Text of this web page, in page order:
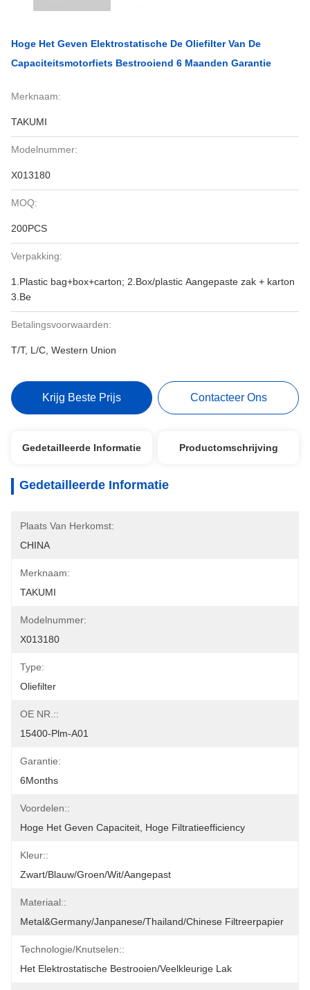
Hoge Het Geven Elektrostatische De Oliefilter Van De
Capaciteitsmotorfiets Bestrooiend 6 Maanden Garantie
Merknaam:
TAKUMI
Modelnummer:
X013180
MOQ:
200PCS
Verpakking:
1.Plastic bag+box+carton; 2.Box/plastic Aangepaste zak + karton
3.Be
Betalingsvoorwaarden:
T/T, L/C, Western Union
Krijg Beste Prijs Contacteer Ons
Gedetailleerde Informatie Productomschrijving
Gedetailleerde Informatie
Plaats Van Herkomst:
CHINA
Merknaam:
TAKUMI
Modelnummer:
X013180
Type:
Oliefilter
OE NR.::
15400-Plm-A01
Garantie:
6Months
Voordelen::
Hoge Het Geven Capaciteit, Hoge Filtratieefficiency
Kleur::
Zwart/Blauw/Groen/Wit/Aangepast
Materiaal::
Metal&Germany/Janpanese/Thailand/Chinese Filtreerpapier
Technologie/Knutselen::
Het Elektrostatische Bestrooien/Veelkleurige Lak